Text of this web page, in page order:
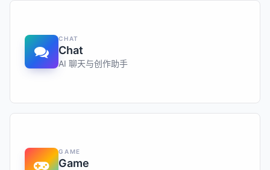
CHAT
Chat
AI 聊天与创作助手
GAME
Game